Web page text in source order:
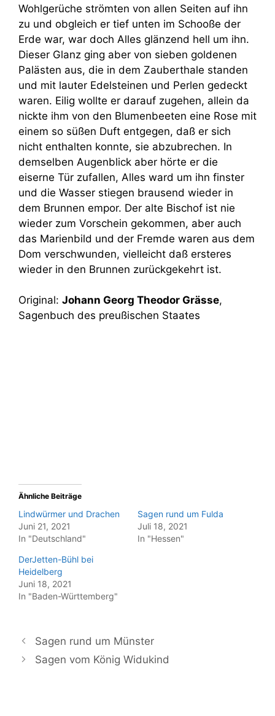
Wohlgerüche strömten von allen Seiten auf ihn
zu und obgleich er tief unten im Schooße der
Erde war, war doch Alles glänzend hell um ihn.
Dieser Glanz ging aber von sieben goldenen
Palästen aus, die in dem Zauberthale standen
und mit lauter Edelsteinen und Perlen gedeckt
waren. Eilig wollte er darauf zugehen, allein da
nickte ihm von den Blumenbeeten eine Rose mit
einem so süßen Duft entgegen, daß er sich
nicht enthalten konnte, sie abzubrechen. In
demselben Augenblick aber hörte er die
eiserne Tür zufallen, Alles ward um ihn finster
und die Wasser stiegen brausend wieder in
dem Brunnen empor. Der alte Bischof ist nie
wieder zum Vorschein gekommen, aber auch
das Marienbild und der Fremde waren aus dem
Dom verschwunden, vielleicht daß ersteres
wieder in den Brunnen zurückgekehrt ist.
Original: Johann Georg Theodor Grässe,
Sagenbuch des preußischen Staates
Ähnliche Beiträge
Lindwürmer und Drachen
Juni 21, 2021
In "Deutschland"
Sagen rund um Fulda
Juli 18, 2021
In "Hessen"
DerJetten-Bühl bei
Heidelberg
Juni 18, 2021
In "Baden-Württemberg"
Sagen rund um Münster
Sagen vom König Widukind